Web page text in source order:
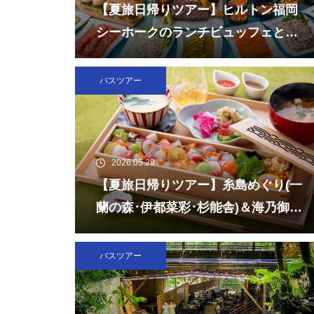
【夏旅日帰りツアー】ヒルトン福岡
シーホークのランチビュッフェとチ
ームラボフォレスト福岡
バスツアー
2026.05.29
【夏旅日帰りツアー】糸島めぐり(一
蘭の森･伊都菜彩･杉能舎)＆海乃御馳
走「玄海灘ちらし重」ランチ
バスツアー